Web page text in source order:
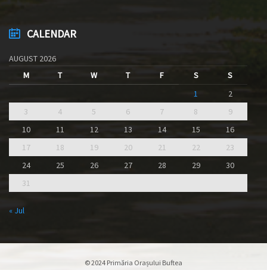
CALENDAR
AUGUST 2026
M
T W T F S
S
1
2
3
4 5 6 7 8
9
10
11 12 13 14 15
16
17
18 19 20 21 22
23
24
25 26 27 28 29
30
31
« Jul
© 2024 Primăria Orașului Buftea